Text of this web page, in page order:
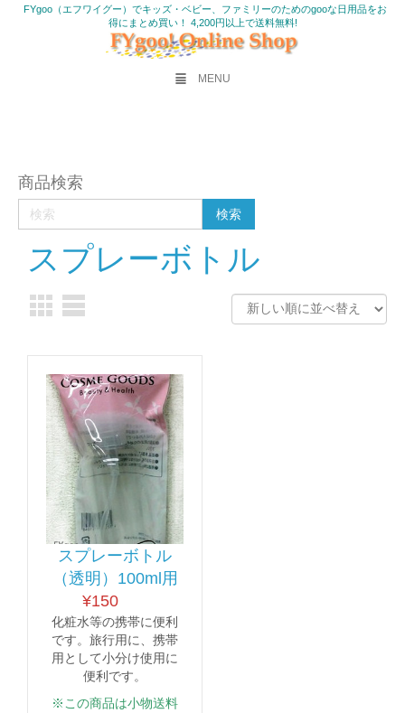
FYgoo（エフワイグー）でキッズ・ベビー、ファミリーのためのgooな日用品をお
得にまとめ買い！ 4,200円以上で送料無料!
MENU
商品検索
スプレーボトル
スプレーボトル
（透明）100ml用
¥150
化粧水等の携帯に便利
です。旅行用に、携帯
用として小分け使用に
便利です。
※この商品は小物送料